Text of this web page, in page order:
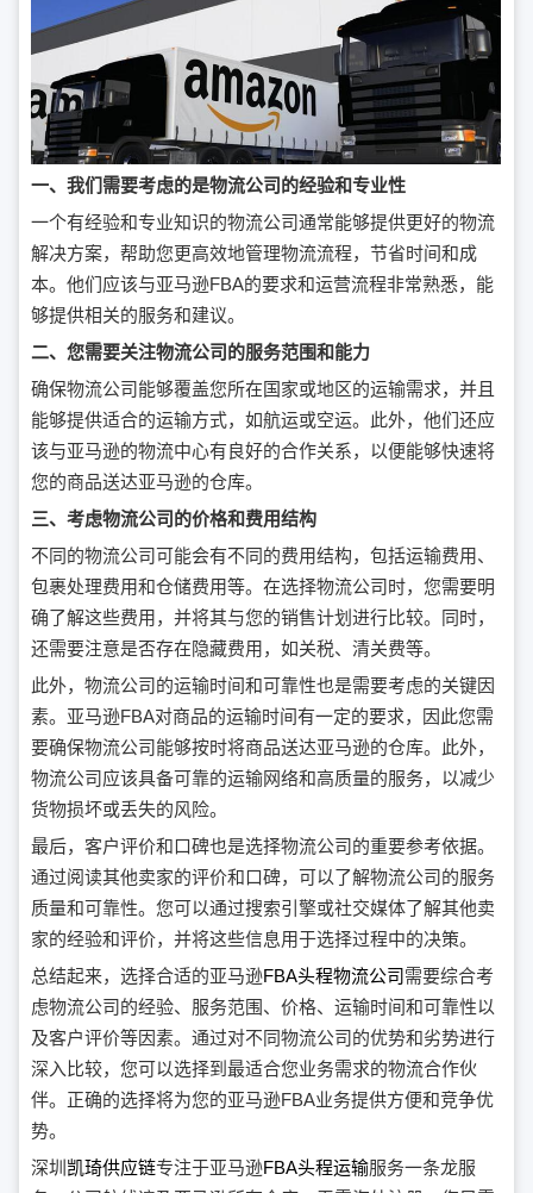
一、我们需要考虑的是物流公司的经验和专业性
一个有经验和专业知识的物流公司通常能够提供更好的物流
解决方案，帮助您更高效地管理物流流程，节省时间和成
本。他们应该与亚马逊FBA的要求和运营流程非常熟悉，能
够提供相关的服务和建议。
二、您需要关注物流公司的服务范围和能力
确保物流公司能够覆盖您所在国家或地区的运输需求，并且
能够提供适合的运输方式，如航运或空运。此外，他们还应
该与亚马逊的物流中心有良好的合作关系，以便能够快速将
您的商品送达亚马逊的仓库。
三、考虑物流公司的价格和费用结构
不同的物流公司可能会有不同的费用结构，包括运输费用、
包裹处理费用和仓储费用等。在选择物流公司时，您需要明
确了解这些费用，并将其与您的销售计划进行比较。同时，
还需要注意是否存在隐藏费用，如关税、清关费等。
此外，物流公司的运输时间和可靠性也是需要考虑的关键因
素。亚马逊FBA对商品的运输时间有一定的要求，因此您需
要确保物流公司能够按时将商品送达亚马逊的仓库。此外，
物流公司应该具备可靠的运输网络和高质量的服务，以减少
货物损坏或丢失的风险。
最后，客户评价和口碑也是选择物流公司的重要参考依据。
通过阅读其他卖家的评价和口碑，可以了解物流公司的服务
质量和可靠性。您可以通过搜索引擎或社交媒体了解其他卖
家的经验和评价，并将这些信息用于选择过程中的决策。
总结起来，选择合适的亚马逊FBA头程物流公司需要综合考
虑物流公司的经验、服务范围、价格、运输时间和可靠性以
及客户评价等因素。通过对不同物流公司的优势和劣势进行
深入比较，您可以选择到最适合您业务需求的物流合作伙
伴。正确的选择将为您的亚马逊FBA业务提供方便和竞争优
势。
深圳 凯琦供应链专注于亚马逊FBA头程运输服务一条龙服